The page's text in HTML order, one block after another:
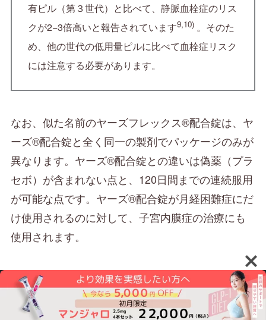
有ピル（第３世代）と比べて、静脈血栓症のリス
クが2−3倍高いと報告されています9,10)。そのた
め、他の世代の低用量ピルに比べて血栓症リスク
には注意する必要があります。
なお、似た名前のヤーズフレックス®配合錠は、ヤ
ーズ®配合錠と全く同一の製剤でパッケージのみが
異なります。ヤーズ®配合錠との違いは偽薬（プラ
セボ）が含まれない点と、120日間までの連続服用
が可能な点です。ヤーズ®配合錠が月経困難症にだ
け使用されるのに対して、子宮内膜症の治療にも
使用されます。
有効成分は、プロゲスチンの一種であるドロスピ
レノンと、エストロゲンの一種であるエチニルエ
ストラジオールで、これはヤーズ®配合錠と配合パ